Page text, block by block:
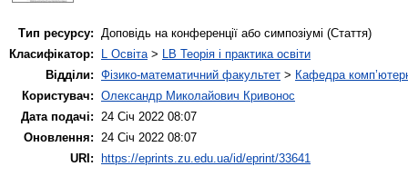
Тип ресурсу: Доповідь на конференції або симпозіумі (Стаття)
Класифікатор:
L Освіта> LB Теорія і практика освіти
Відділи: Фізико-математичний факультет > Кафедра
Користувач: Олександр Миколайович Кривонос
Дата подачі: 24 Січ 2022 08:07
Оновлення: 24 Січ 2022 08:07
URI:
https://eprints.zu.edu.ua/id/eprint/33641